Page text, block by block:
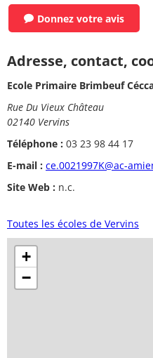
Donnez votre avis
Adresse, contact,
Ecole Primaire Brimbeuf
Rue Du Vieux Château
02140 Vervins
Téléphone : 03 23 98 44 17
E-mail : ce.0021997K@ac-
Site Web : n.c.
Toutes les écoles de Vervins
+
−